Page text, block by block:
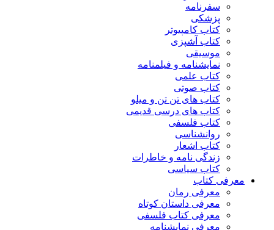
سفرنامه
پزشکی
کتاب کامپیوتر
کتاب آشپزی
موسیقی
نمایشنامه و فیلمنامه
کتاب علمی
کتاب صوتی
کتاب های تن تن و میلو
کتاب های درسی قدیمی
کتاب فلسفی
روانشناسی
کتاب اشعار
زندگی نامه و خاطرات
کتاب سیاسی
معرفی کتاب
معرفی رمان
معرفی داستان کوتاه
معرفی کتاب فلسفی
معرفی نمایشنامه